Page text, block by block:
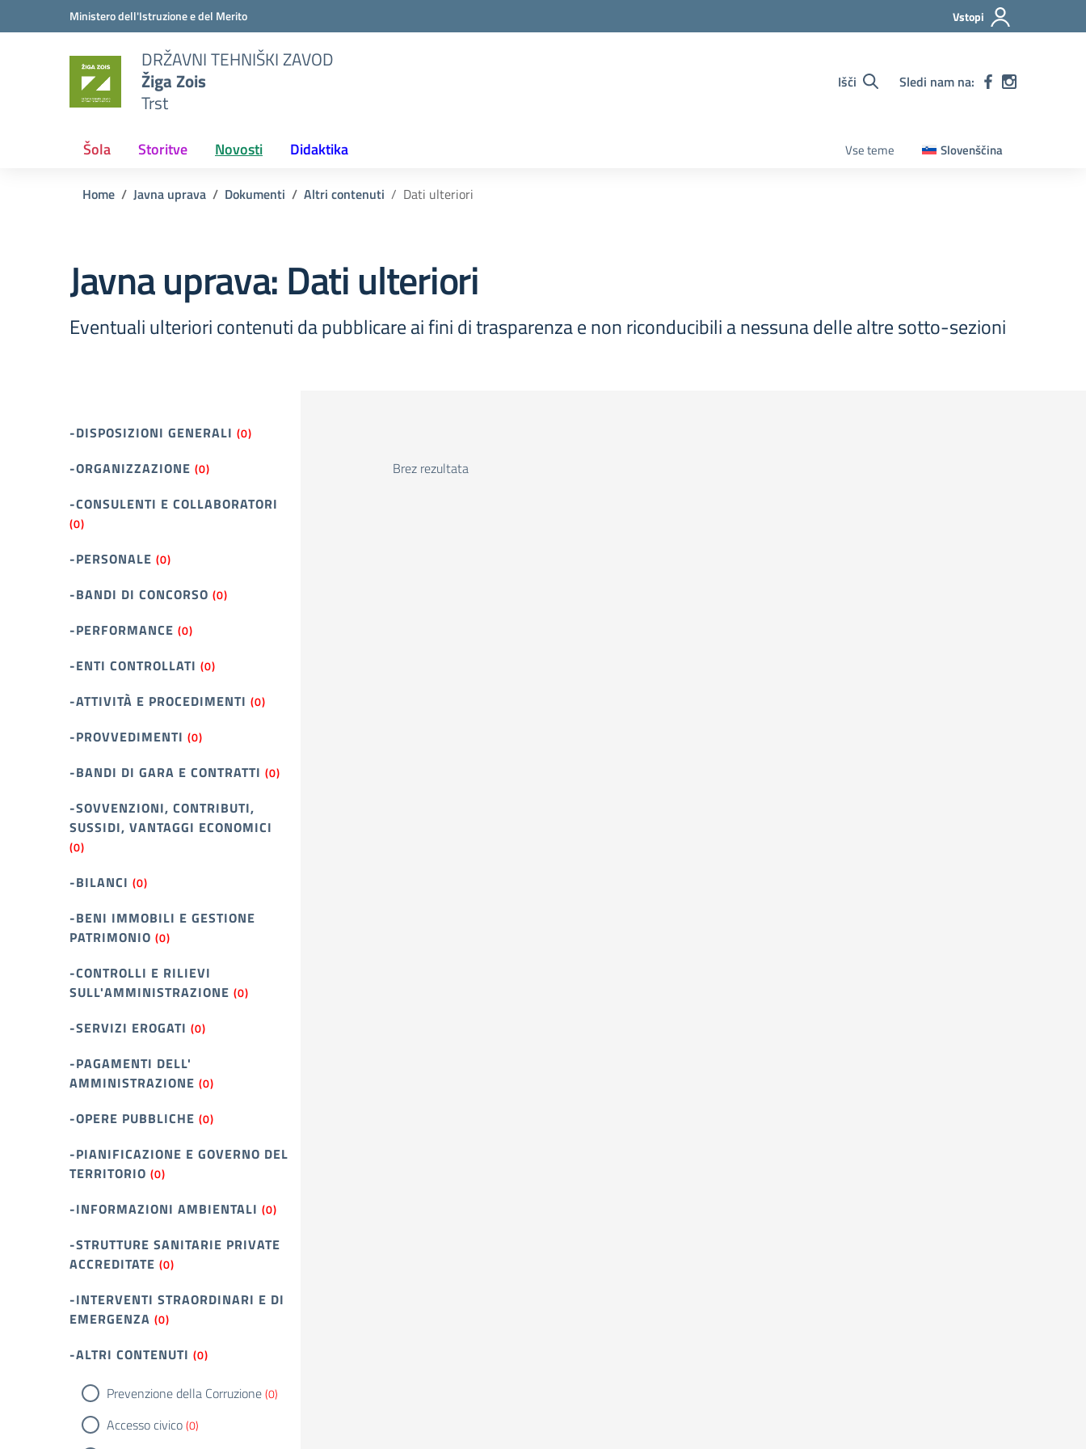
Vai ai contenuti
Vai al menu di navigazioneMinistero dell'Istruzione e del Merito Vstopi
DRŽAVNI TEHNIŠKI ZAVOD
Žiga Zois
Trst
Išči Sledi nam na:
Šola Storitve Novosti Didaktika Vse teme Slovenščina
Home Javna uprava Dokumenti Altri contenuti Dati ulteriori
Javna uprava:Dati ulteriori
Eventuali ulteriori contenuti da pubblicare ai fini di trasparenza e non riconducibili a nessuna delle altre sotto-sezioni
-DISPOSIZIONI GENERALI (0)
-ORGANIZZAZIONE (0)
-CONSULENTI E COLLABORATORI
(0)
-PERSONALE (0)
-BANDI DI CONCORSO (0)
-PERFORMANCE (0)
-ENTI CONTROLLATI (0)
-ATTIVITÀ E PROCEDIMENTI (0)
-PROVVEDIMENTI (0)
-BANDI DI GARA E CONTRATTI (0)
-SOVVENZIONI, CONTRIBUTI,
SUSSIDI, VANTAGGI ECONOMICI
(0)
-BILANCI (0)
-BENI IMMOBILI E GESTIONE
PATRIMONIO (0)
-CONTROLLI E RILIEVI
SULL'AMMINISTRAZIONE (0)
-SERVIZI EROGATI (0)
-PAGAMENTI DELL'
AMMINISTRAZIONE (0)
-OPERE PUBBLICHE (0)
-PIANIFICAZIONE E GOVERNO DEL
TERRITORIO (0)
-INFORMAZIONI AMBIENTALI (0)
-STRUTTURE SANITARIE PRIVATE
ACCREDITATE (0)
-INTERVENTI STRAORDINARI E DI
EMERGENZA (0)
-ALTRI CONTENUTI (0)
Prevenzione della Corruzione(0)
Accesso civico(0)
Brez rezultata